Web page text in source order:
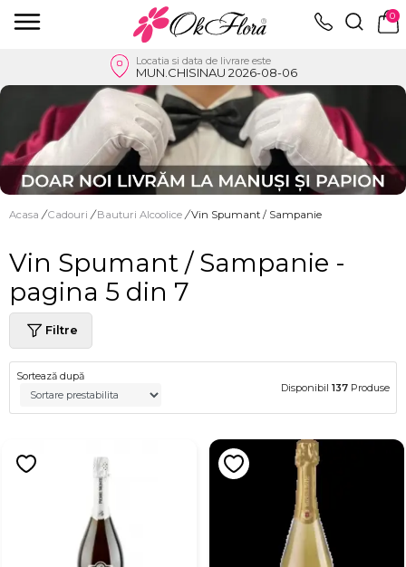
0
Locatia si data de livrare este
MUN.CHISINAU 2026-08-06
Acasa / Cadouri / Bauturi Alcoolice / Vin Spumant / Sampanie
Vin Spumant / Sampanie -
pagina 5 din 7
Filtre
Sortează după
Disponibil 137 Produse